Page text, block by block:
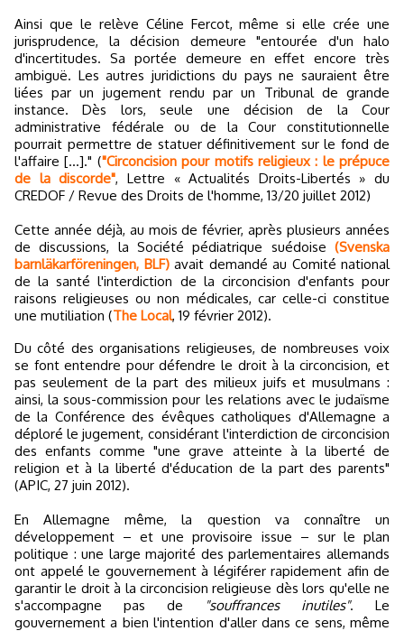
Ainsi que le relève Céline Fercot, même si elle crée une
jurisprudence, la décision demeure "entourée d'un halo
d'incertitudes. Sa portée demeure en effet encore très
ambiguë. Les autres juridictions du pays ne sauraient être
liées par un jugement rendu par un Tribunal de grande
instance. Dès lors, seule une décision de la Cour
administrative fédérale ou de la Cour constitutionnelle
pourrait permettre de statuer définitivement sur le fond de
l'affaire [...]." ("Circoncision pour motifs religieux : le prépuce
de la discorde", Lettre « Actualités Droits-Libertés » du
CREDOF / Revue des Droits de l'homme, 13/20 juillet 2012)
Cette année déjà, au mois de février, après plusieurs années
de discussions, la Société pédiatrique suédoise (Svenska
barnläkarföreningen, BLF)avait demandé au Comité national
de la santé l'interdiction de la circoncision d'enfants pour
raisons religieuses ou non médicales, car celle-ci constitue
une mutiliation (The Local, 19 février 2012).
Du côté des organisations religieuses, de nombreuses voix
se font entendre pour défendre le droit à la circoncision, et
pas seulement de la part des milieux juifs et musulmans :
ainsi, la sous-commission pour les relations avec le judaïsme
de la Conférence des évêques catholiques d'Allemagne a
déploré le jugement, considérant l'interdiction de circoncision
des enfants comme "une grave atteinte à la liberté de
religion et à la liberté d'éducation de la part des parents"
(APIC, 27 juin 2012).
En Allemagne même, la question va connaître un
développement – et une provisoire issue – sur le plan
politique : une large majorité des parlementaires allemands
ont appelé le gouvernement à légiférer rapidement afin de
garantir le droit à la circoncision religieuse dès lors qu'elle ne
s'accompagne pas de
"souffrances inutiles". Le
gouvernement a bien l'intention d'aller dans ce sens, même